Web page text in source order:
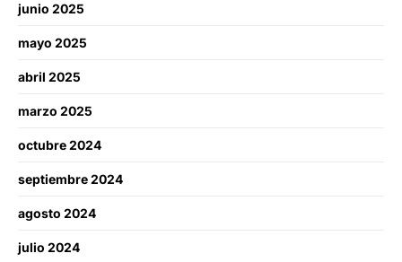
junio 2025
mayo 2025
abril 2025
marzo 2025
octubre 2024
septiembre 2024
agosto 2024
julio 2024